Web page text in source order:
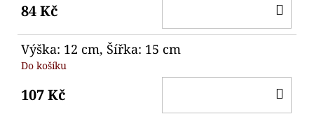
84 Kč
Výška: 12 cm, Šířka: 15 cm
Do košíku
107 Kč